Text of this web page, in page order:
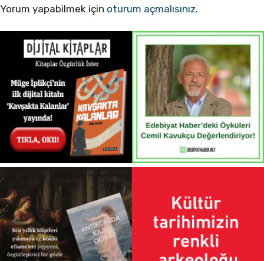
Yorum yapabilmek için oturum açmalısınız.